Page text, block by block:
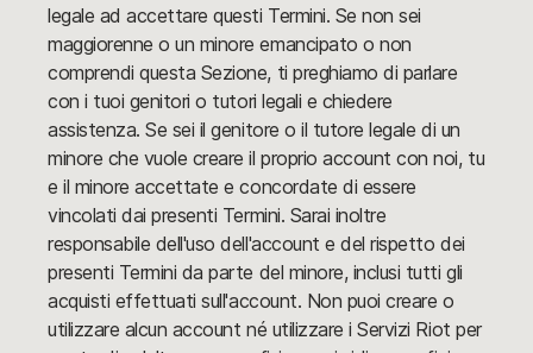
legale ad accettare questi Termini. Se non sei
maggiorenne o un minore emancipato o non
comprendi questa Sezione, ti preghiamo di parlare
con i tuoi genitori o tutori legali e chiedere
assistenza. Se sei il genitore o il tutore legale di un
minore che vuole creare il proprio account con noi, tu
e il minore accettate e concordate di essere
vincolati dai presenti Termini. Sarai inoltre
responsabile dell'uso dell'account e del rispetto dei
presenti Termini da parte del minore, inclusi tutti gli
acquisti effettuati sull'account. Non puoi creare o
utilizzare alcun account né utilizzare i Servizi Riot per